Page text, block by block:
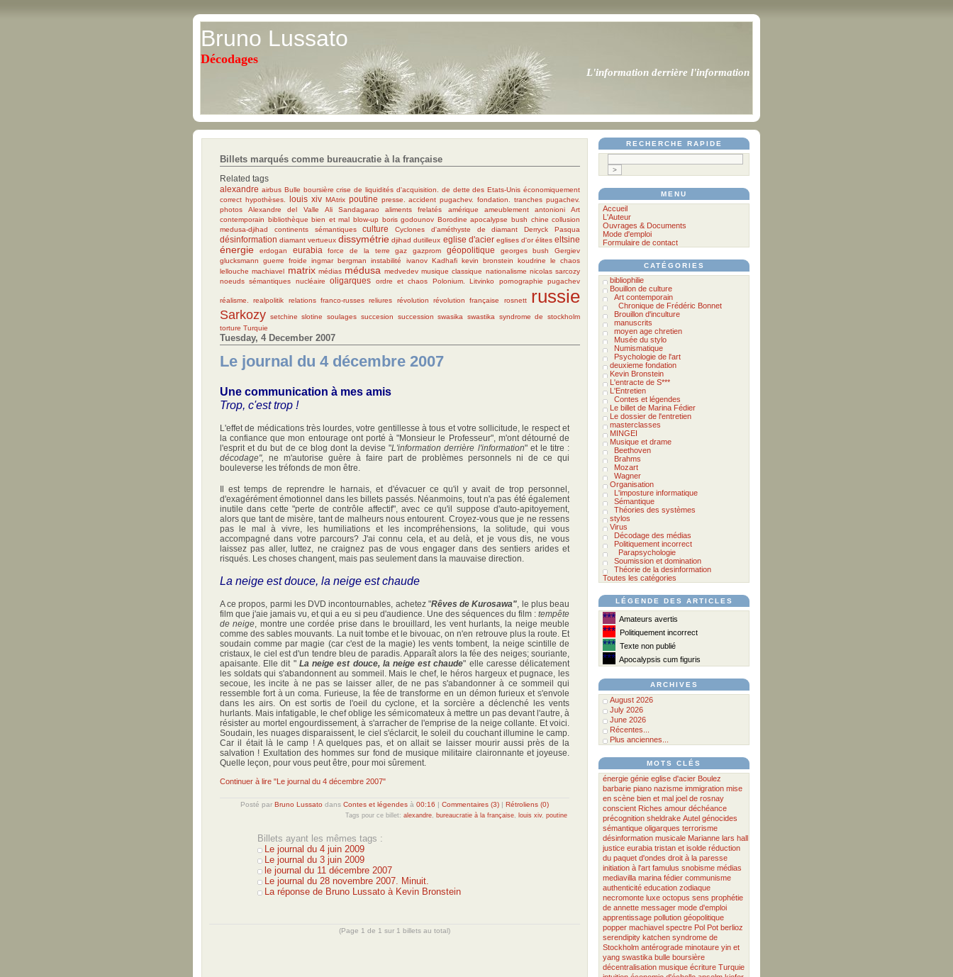
Bruno Lussato
Décodages
L'information derrière l'information
Billets marqués comme bureaucratie à la française
Related tags
alexandre airbus Bulle boursière crise de liquidités d'acquisition. de dette des Etats-Unis économiquement
correct hypothèses. louis xiv MAtrix poutine presse. accident pugachev. fondation. tranches pugachev.
photos
Alexandre del Valle Ali Sandagarao aliments frelatés amérique ameublement antonioni
Art
contemporain bibliothèque bien et mal blow-up boris godounov Borodine apocalypse bush chine collusion
medusa-djihad
continents sémantiques culture Cyclones d'améthyste de diamant Derryck Pasqua
désinformation diamant vertueux dissymétrie djihad dutilleux eglise d'acier eglises d'or élites eltsine
énergie erdogan eurabia force de la terre gaz gazprom géopolitique georges bush
Gergiev
glucksmann
guerre froide ingmar bergman instabilité ivanov Kadhafi kevin bronstein koudrine
le chaos
lellouche machiavel matrix médias médusa medvedev musique classique nationalisme nicolas sarcozy
noeuds sémantiques
nucléaire oligarques ordre et chaos Polonium. Litvinko pornographie pugachev
réalisme. realpolitik relations franco-russes reliures révolution révolution française rosnett russie
Sarkozy setchine slotine soulages succesion succession swasika swastika
syndrome de stockholm
torture Turquie
Tuesday, 4 December 2007
Le journal du 4 décembre 2007
Une communication à mes amis
Trop, c'est trop !
L'effet de médications très lourdes, votre gentillesse à tous et votre sollicitude, le respect et
la confiance que mon entourage ont porté à "Monsieur le Professeur", m'ont détourné de
l'esprit et du but de ce blog dont la devise "L'information derrière l'information" et le titre :
décodage",
ne m'autorise guère à faire part de problèmes personnels ni de ce qui
bouleverse les tréfonds de mon être.
Il est temps de reprendre le harnais, et d'évacuer ce qu'il y avait de trop personnel,
d'exagérément émotionnel dans les billets passés. Néanmoins, tout n'a pas été également
inutile dans cette "perte de contrôle affectif", avec ce qu'il suppose d'auto-apitoyement,
alors que tant de misère, tant de malheurs nous entourent. Croyez-vous que je ne ressens
pas le mal à vivre, les humiliations et les incompréhensions, la solitude, qui vous
accompagné dans votre parcours? J'ai connu cela, et au delà, et je vous dis, ne vous
laissez pas aller, luttez, ne craignez pas de vous engager dans des sentiers arides et
risqués. Les choses changent, mais pas seulement dans la mauvaise direction.
La neige est douce, la neige est chaude
A ce propos, parmi les DVD incontournables, achetez "Rêves de Kurosawa" , le plus beau
film que j'aie jamais vu, et qui a eu si peu d'audience. Une des séquences du film : tempête
de neige , montre une cordée prise dans le brouillard, les vent hurlants, la neige meuble
comme des sables mouvants. La nuit tombe et le bivouac, on n'en retrouve plus la route. Et
soudain comme par magie (car c'est de la magie) les vents tombent, la neige scintille de
cristaux, le ciel est d'un tendre bleu de paradis. Apparaît alors la fée des neiges; souriante,
apaisante. Elle dit " La neige est douce, la neige est chaude" elle caresse délicatement
les soldats qui s'abandonnent au sommeil. Mais le chef, le héros hargeux et pugnace, les
secoue, les incite à ne pas se laisser aller, de ne pas s'abandonner à ce sommeil qui
ressemble fort à un coma. Furieuse, la fée de transforme en un démon furieux et s'envole
dans les airs. On est sortis de l'oeil du cyclone, et la sorcière a déclenché les vents
hurlants. Mais infatigable, le chef oblige les sémicomateux à mettre un pas devant l'autre, à
résister au mortel engourdissement, à s'arracher de l'emprise de la neige collante. Et voici.
Soudain, les nuages disparaissent, le ciel s'éclarcit, le soleil du couchant illumine le camp.
Car il était là le camp ! A quelques pas, et on allait se laisser mourir aussi près de la
salvation ! Exultation des hommes sur fond de musique militaire claironnante et joyeuse.
Quelle leçon, pour vous peut être, pour moi sûrement.
Continuer à lire "Le journal du 4 décembre 2007"
Posté par Bruno Lussato dans Contes et légendes à 00:16 | Commentaires (3) | Rétroliens (0)
Tags pour ce billet: alexandre bureaucratie à la française louis xiv, poutine
Billets ayant les mêmes tags :
Le journal du 4 juin 2009
Le journal du 3 juin 2009
le journal du 11 décembre 2007
Le journal du 28 novembre 2007. Minuit.
La réponse de Bruno Lussato à Kevin Bronstein
(Page 1 de 1 sur 1 billets au total)
RECHERCHE RAPIDE
MENU
Accueil
L'Auteur
Ouvrages & Documents
Mode d'emploi
Formulaire de contact
CATÉGORIES
bibliophilie
Bouillon de culture
Art contemporain
Chronique de Frédéric Bonnet
Brouillon d'inculture
manuscrits
moyen age chretien
Musée du stylo
Numismatique
Psychologie de l'art
deuxieme fondation
Kevin Bronstein
L'entracte de S***
L'Entretien
Contes et légendes
Le billet de Marina Fédier
Le dossier de l'entretien
masterclasses
MINGEI
Musique et drame
Beethoven
Brahms
Mozart
Wagner
Organisation
L'imposture informatique
Sémantique
Théories des systèmes
stylos
Virus
Décodage des médias
Politiquement incorrect
Parapsychologie
Soumission et domination
Théorie de la desinformation
Toutes les catégories
LÉGENDE DES ARTICLES
*** Amateurs avertis
*** Politiquement incorrect
*** Texte non publié
*** Apocalypsis cum figuris
ARCHIVES
August 2026
July 2026
June 2026
Récentes...
Plus anciennes...
MOTS CLÉS
énergie génie eglise d'acier Boulez
barbarie piano nazisme immigration mise
en scène bien et mal joel de rosnay
conscient Riches amour déchéance
précognition sheldrake Autel génocides
sémantique oligarques terrorisme
désinformation musicale Marianne lars hall
justice eurabia tristan et isolde réduction
du paquet d'ondes droit à la paresse
initiation à l'art famulus snobisme médias
mediavilla marina fédier communisme
authenticité education zodiaque
necromonte luxe octopus sens prophétie
de annette messager mode d'emploi
apprentissage pollution géopolitique
popper machiavel spectre Pol Pot berlioz
serendipity katchen syndrome de
Stockholm antérograde minotaure yin et
yang swastika bulle boursière
décentralisation musique écriture Turquie